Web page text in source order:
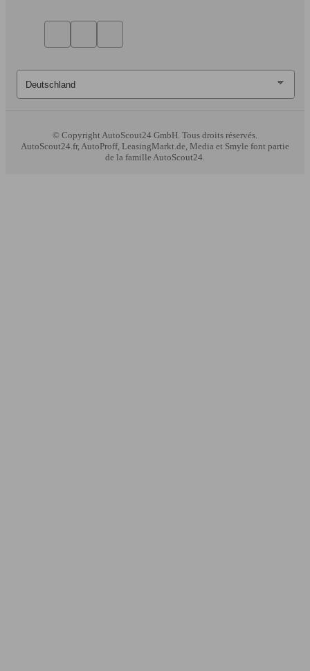
© CopyrightAutoScout24 GmbH. Tous droits réservés.
AutoScout24.fr, AutoProff, LeasingMarkt.de, Media et Smyle font partie
de la famille AutoScout24.